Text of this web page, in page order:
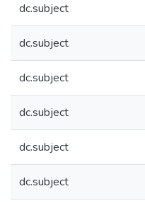
dc.subject
dc.subject
dc.subject
dc.subject
dc.subject
dc.subject